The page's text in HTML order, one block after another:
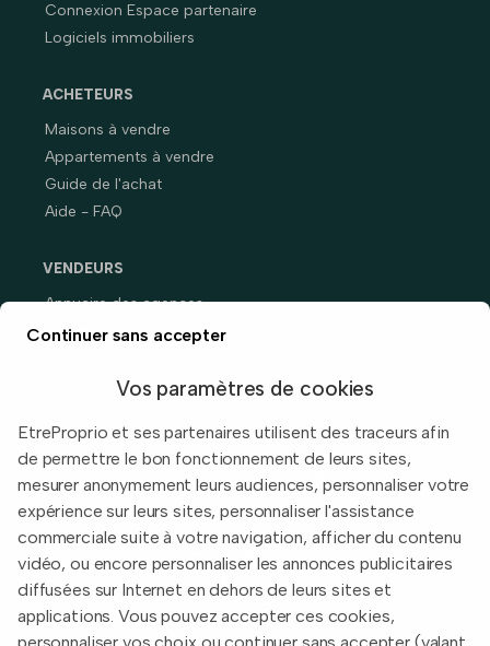
Connexion Espace partenaire
Logiciels immobiliers
ACHETEURS
Maisons à vendre
Appartements à vendre
Guide de l'achat
Aide - FAQ
VENDEURS
Annuaire des agences
Prix immobiliers en France
Informations légales
Conditions d'utilisation
Politique de confidentialité
2026 EtreProprio.com
Continuer sans accepter
Vos paramètres de cookies
EtreProprio et ses partenaires utilisent des traceurs afin
de permettre le bon fonctionnement de leurs sites,
mesurer anonymement leurs audiences, personnaliser votre
expérience sur leurs sites, personnaliser l'assistance
commerciale suite à votre navigation, afficher du contenu
vidéo, ou encore personnaliser les annonces publicitaires
diffusées sur Internet en dehors de leurs sites et
applications. Vous pouvez accepter ces cookies,